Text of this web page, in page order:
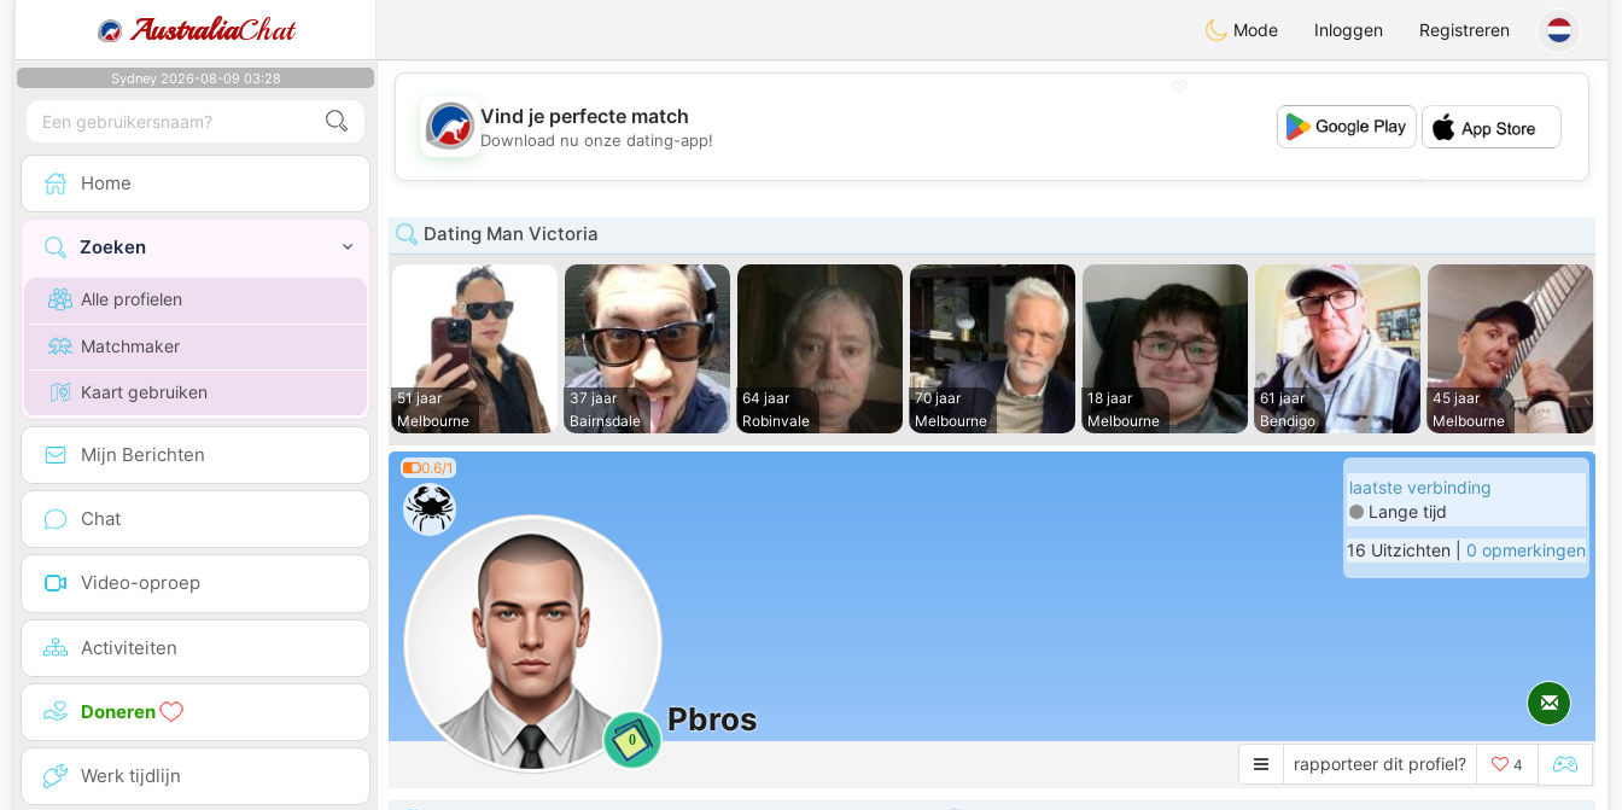
AustraliaChat Mode Inloggen Registreren
Sydney 2026-08-09 03:28
Home
Zoeken
Alle profielen
Matchmaker
Kaart gebruiken
Mijn Berichten
Chat
Video-oproep
Activiteiten
Doneren
Werk tijdlijn
💖
Vind je perfecte match
Download nu onze dating-app!
Dating Man Victoria
51 jaar
Melbourne
37 jaar
Bairnsdale
64 jaar
Robinvale
70 jaar
Melbourne
18 jaar
Melbourne
61 jaar
Bendigo
45 jaar
Melbourne
0.6/1
0
Pbros
laatste verbinding
Lange tijd
16 Uitzichten | 0 opmerkingen
rapporteer dit profiel? 4